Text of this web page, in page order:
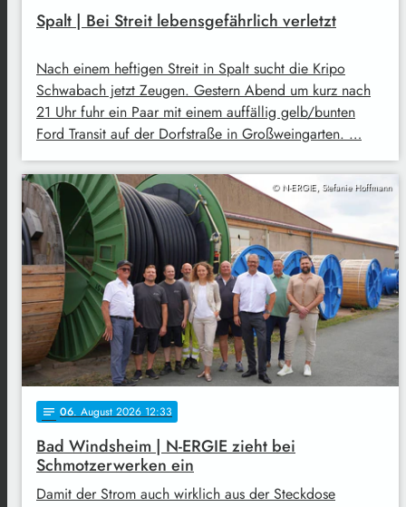
Spalt | Bei Streit lebensgefährlich verletzt
Nach einem heftigen Streit in Spalt sucht die Kripo
Schwabach jetzt Zeugen. Gestern Abend um kurz nach
21 Uhr fuhr ein Paar mit einem auffällig gelb/bunten
Ford Transit auf der Dorfstraße in Großweingarten. …
© N-ERGIE, Stefanie Hoffmann
notes 06. August 2026 12:33
Bad Windsheim | N-ERGIE zieht bei
Schmotzerwerken ein
Damit der Strom auch wirklich aus der Steckdose